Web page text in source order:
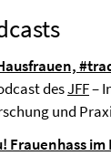
desJFF–
und
Frauenhass